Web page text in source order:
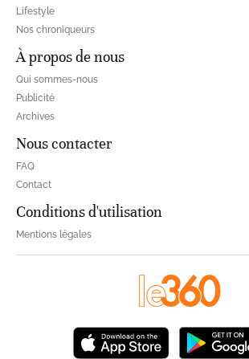
Lifestyle
Nos chroniqueurs
À propos de nous
Qui sommes-nous
Publicité
Archives
Nous contacter
FAQ
Contact
Conditions d'utilisation
Mentions légales